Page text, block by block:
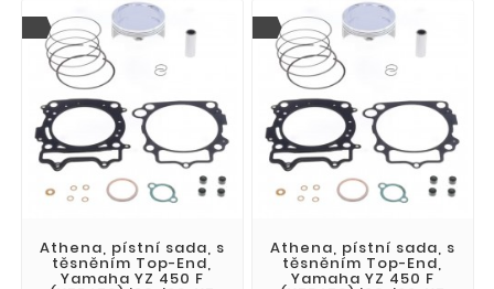
Athena, pístní sada, s
těsněním Top-End,
Yamaha YZ 450 F
Athena, pístní sada, s
těsněním Top-End,
Yamaha YZ 450 F